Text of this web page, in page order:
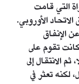
التي قامت
الأوروبي.
الإنفاق
تقوم على
الانتقال إلى
لكنه تعثر في